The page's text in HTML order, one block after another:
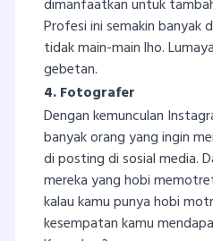
dimanfaatkan untuk
Profesi ini semakin banyak
tidak main-main lho.
gebetan.
4. Fotografer
Dengan kemunculan
banyak orang yang ingin
di posting di sosial media.
mereka yang hobi
kalau kamu punya hobi
kesempatan kamu